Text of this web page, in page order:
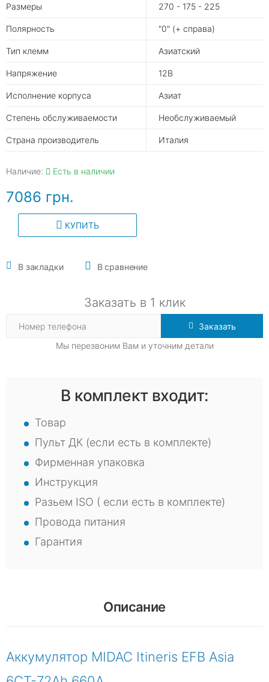
Размеры 270 - 175 - 225
Полярность "0" (+ справа)
Тип клемм Азиатский
Напряжение 12В
Исполнение корпуса Азиат
Степень обслуживаемости Необслуживаемый
Страна производитель Италия
Наличие: Есть в наличии
7086 грн.
КУПИТЬ
В закладки В сравнение
Заказать в 1 клик
Заказать
Мы перезвоним Вам и уточним детали
В комплект входит:
Товар
Пульт ДК (если есть в комплекте)
Фирменная упаковка
Инструкция
Разьем ISO ( если есть в комплекте)
Провода питания
Гарантия
Описание
Аккумулятор MIDAC Itineris EFB Asia